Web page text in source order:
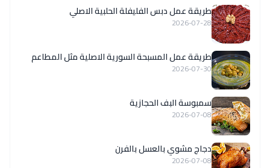
طريقة عمل دبس الفليفلة الحلبية الاصلي
2026-07-28
‏طريقة عمل المسبحة السورية الاصلية مثل المطاعم
2026-07-30
سمبوسة البف الحجازية
2026-07-08
دجاج مشوي بالعسل بالفرن
2026-07-08